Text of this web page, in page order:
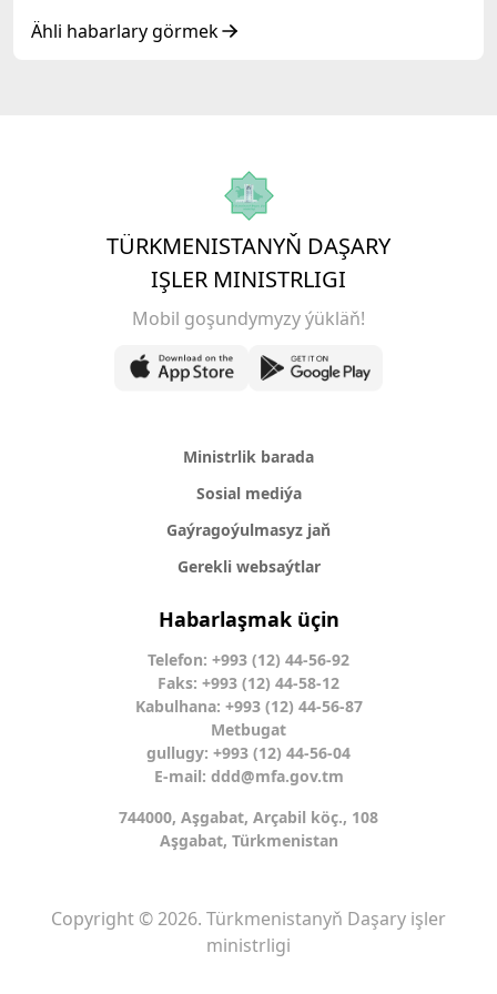
ýokary derejeli wezipeli adamlarynyň mejlisine
Ähli habarlary görmek
TÜRKMENISTANYŇ DAŞARY
IŞLER MINISTRLIGI
Mobil goşundymyzy ýükläň!
Ministrlik barada
Sosial mediýa
Gaýragoýulmasyz jaň
Gerekli websaýtlar
Habarlaşmak üçin
Telefon: +993 (12) 44-56-92
Faks: +993 (12) 44-58-12
Kabulhana: +993 (12) 44-56-87
Metbugat
gullugy: +993 (12) 44-56-04
E-mail: ddd@mfa.gov.tm
744000, Aşgabat, Arçabil köç., 108
Aşgabat, Türkmenistan
Copyright © 2026. Türkmenistanyň Daşary işler
ministrligi